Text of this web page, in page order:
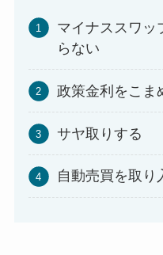
マイナススワッ
らない
政策金利をこま
サヤ取りする
自動売買を取り